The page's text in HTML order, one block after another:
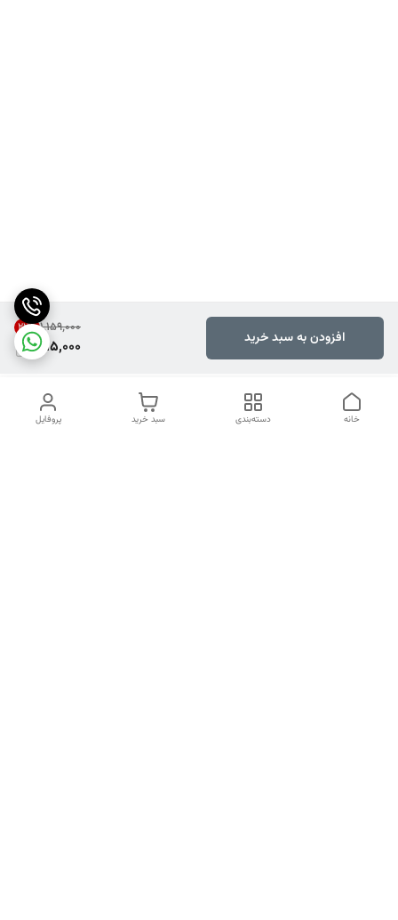
۱٬۱۵۹٬۰۰۰ 22%
895,000 افزودن به سبد خرید
پروفایل سبد خرید دسته‌بندی خانه